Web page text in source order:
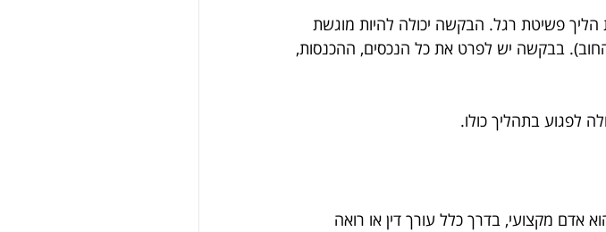
פשיטת רגל. הבקשה יכולה להיות מוגשת
החוב). בבקשה יש לפרט את כל הנכסים, ההכנסות,
לפגוע בתהליך כולו.
מקצועי, בדרך כלל עורך דין או רואה